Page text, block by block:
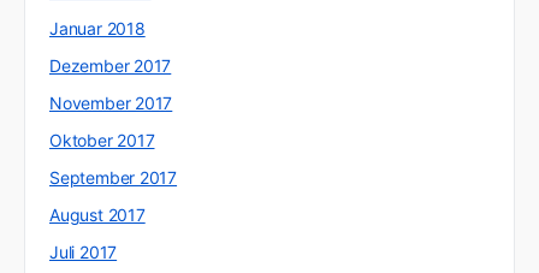
Januar 2018
Dezember 2017
November 2017
Oktober 2017
September 2017
August 2017
Juli 2017